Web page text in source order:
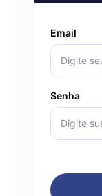
Email
Senha